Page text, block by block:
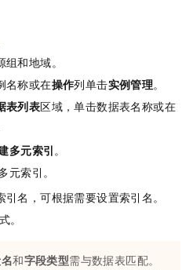
和地域。
名称或在操作列单击实例管理。
表列表区域，单击数据表名称或在
多元索引。
元索引。
名，可根据需要设置索引名。
。
和字段类型需与数据表匹配。